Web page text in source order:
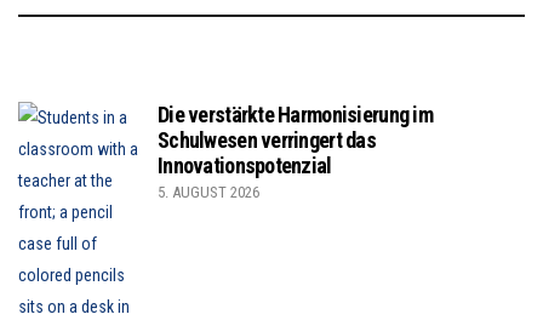
Die verstärkte Harmonisierung im
Schulwesen verringert das
Innovationspotenzial
5. AUGUST 2026